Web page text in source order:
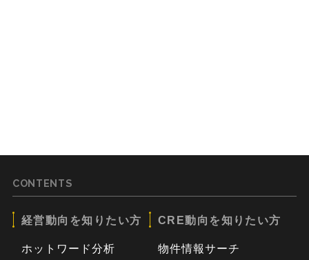
CONTENTS
経営動向を知りたい方
ホットワード分析
CRE動向を知りたい方
物件情報サーチ